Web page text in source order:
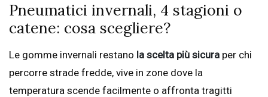
Pneumatici invernali, 4 stagioni o
catene: cosa scegliere?
Le gomme invernali restano la scelta più sicura per chi
percorre strade fredde, vive in zone dove la
temperatura scende facilmente o affronta tragitti